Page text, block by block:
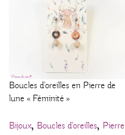
Boucles d’oreilles en Pierre de
lune « Féminité »
Bijoux, Boucles d'oreilles, Pierre